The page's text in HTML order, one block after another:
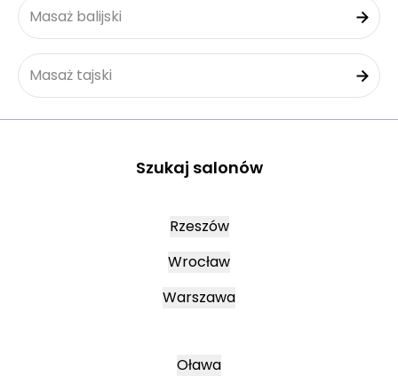
Masaż balijski
Masaż tajski
Szukaj salonów
Rzeszów
Wrocław
Warszawa
Oława